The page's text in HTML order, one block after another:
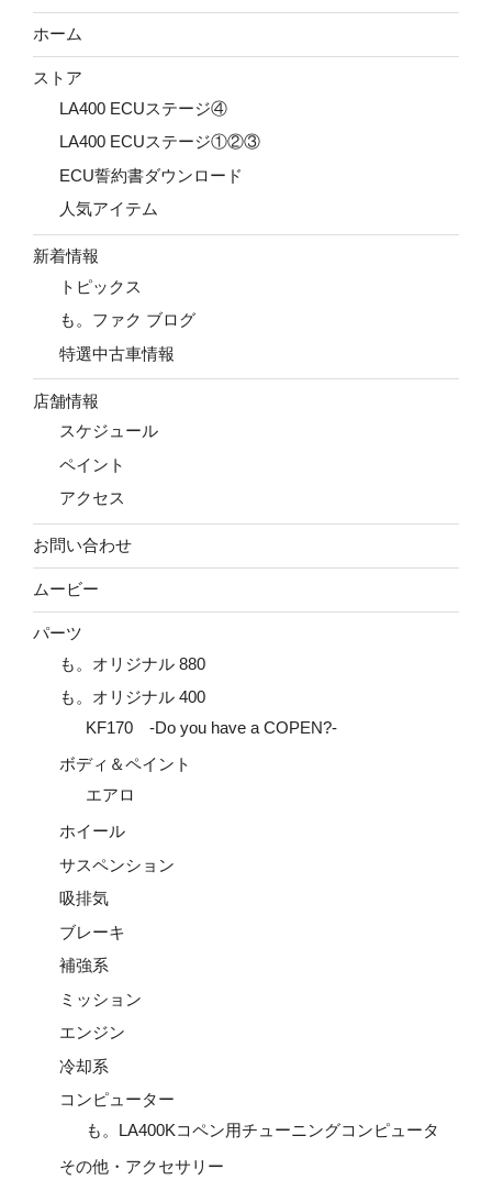
ホーム
ストア
LA400 ECUステージ④
LA400 ECUステージ①②③
ECU誓約書ダウンロード
人気アイテム
新着情報
トピックス
も。ファク ブログ
特選中古車情報
店舗情報
スケジュール
ペイント
アクセス
お問い合わせ
ムービー
パーツ
も。オリジナル 880
も。オリジナル 400
KF170 -Do you have a COPEN?-
ボディ＆ペイント
エアロ
ホイール
サスペンション
吸排気
ブレーキ
補強系
ミッション
エンジン
冷却系
コンピューター
も。LA400Kコペン用チューニングコンピュータ
その他・アクセサリー